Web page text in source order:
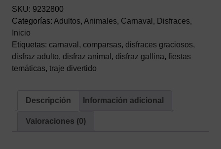
–
Traje
de
Animal
Divertido
para
SKU: 9232800
Categorías: Adultos, Animales, Carnaval , Disfraces,
Inicio
Etiquetas: carnaval , comparsas, disfraces graciosos,
disfraz adulto, disfraz animal , disfraz gallina, fiestas
temáticas, traje divertido
Descripción Información adicional
Valoraciones (0)